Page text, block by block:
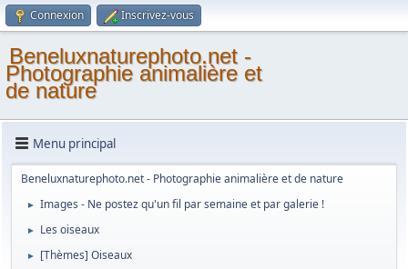
Connexion Inscrivez-vous
Beneluxnaturephoto.net -
Photographie animalière et
de nature
Menu principal
Beneluxnaturephoto.net - Photographie animalière et de nature
► Images - Ne postez qu'un fil par semaine et par galerie !
► Les oiseaux
►
[Thèmes] Oiseaux